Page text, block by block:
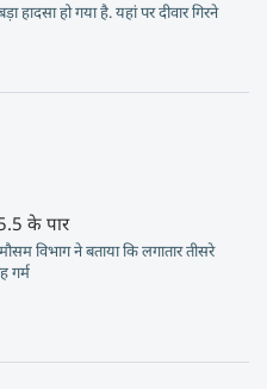
हादसा हो गया है. यहां पर दीवार गिरने
के पार
विभाग ने बताया कि लगातार तीसरे
गर्म